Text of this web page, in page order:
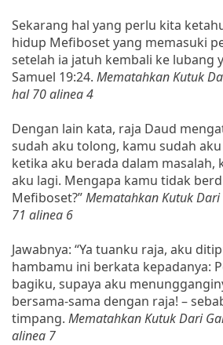
Sekarang hal yang perlu kita
hidup Mefiboset yang memasuki
setelah ia jatuh kembali ke lubang
Samuel 19:24. Mematahkan Kutuk
hal 70 alinea 4
Dengan lain kata, raja Daud
sudah aku tolong, kamu sudah
ketika aku berada dalam masalah,
aku lagi. Mengapa kamu tidak
Mefiboset?”Mematahkan Kutuk
71 alinea 6
Jawabnya: “Ya tuanku raja, aku
hambamu ini berkata kepadanya:
bagiku, supaya aku
bersama-sama dengan raja! –
timpang. Mematahkan Kutuk Dari
alinea 7